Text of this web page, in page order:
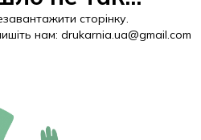
сторінку.
нам: drukarnia.ua@gmail.com